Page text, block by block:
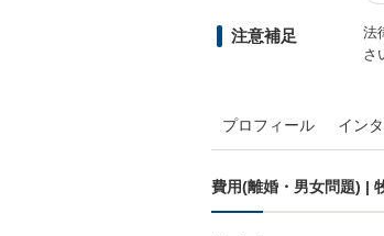
注意補足
法
さ
プロフィール イン
費用(離婚・男女問題) |